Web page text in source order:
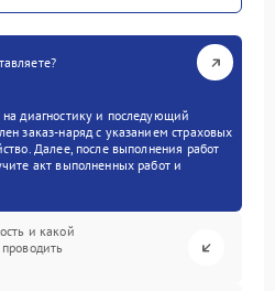
диагностику и последующий
заказ-наряд с указанием страховых
Далее, после выполнения работ
акт выполненных работ и
и какой